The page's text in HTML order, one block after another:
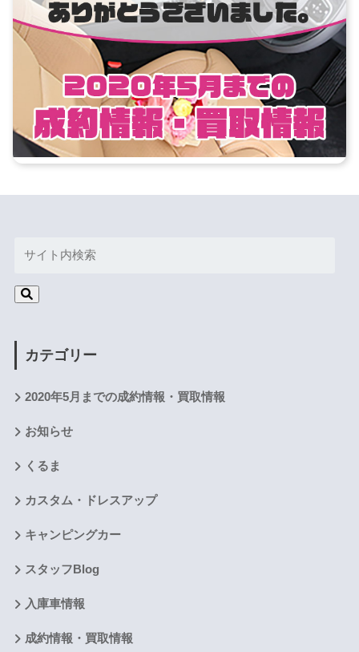
カテゴリー
2020年5月までの成約情報・買取情報
お知らせ
くるま
カスタム・ドレスアップ
キャンピングカー
スタッフBlog
入庫車情報
成約情報・買取情報